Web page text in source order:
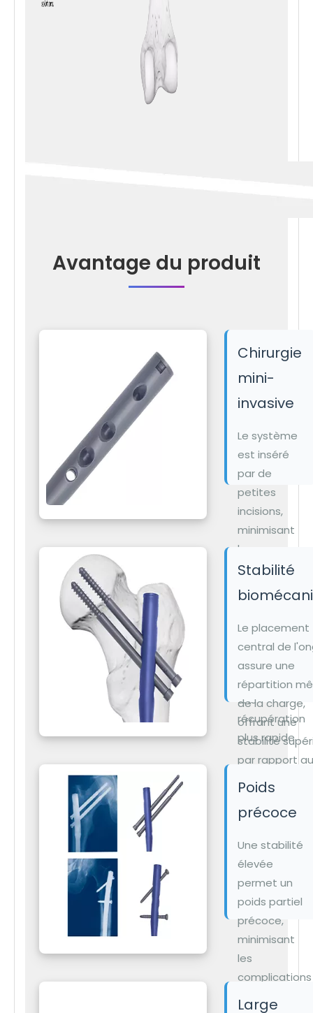
Avantage du produit
Chirurgie
mini-
invasive
Le système
est inséré
par de
petites
incisions,
minimisant
les
dommages
aux tissus
risques
d'infection
tout en
favorisant
une
récupération
plus rapide.
Stabilité
Le placement
central de
assure une
répartition
de la charge,
offrant une
stabilité
par rapport
plaques et en
de
Poids
précoce
Une stabilité
élevée
permet un
poids partiel
précoce,
minimisant
les
complications
Large